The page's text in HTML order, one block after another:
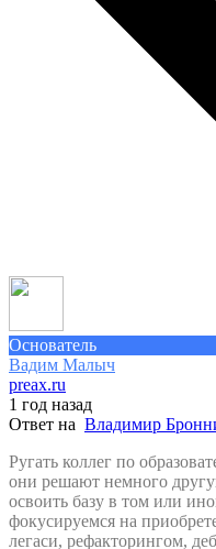
Основатель
Вадим Малыч
preax.ru
1 год назад
Ответ на Владимир
Ругать коллег по
они решают немного
освоить базу в том или
фокусируемся на
легаси, рефакторингом,